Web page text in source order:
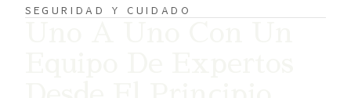
SEGURIDAD Y CUIDADO